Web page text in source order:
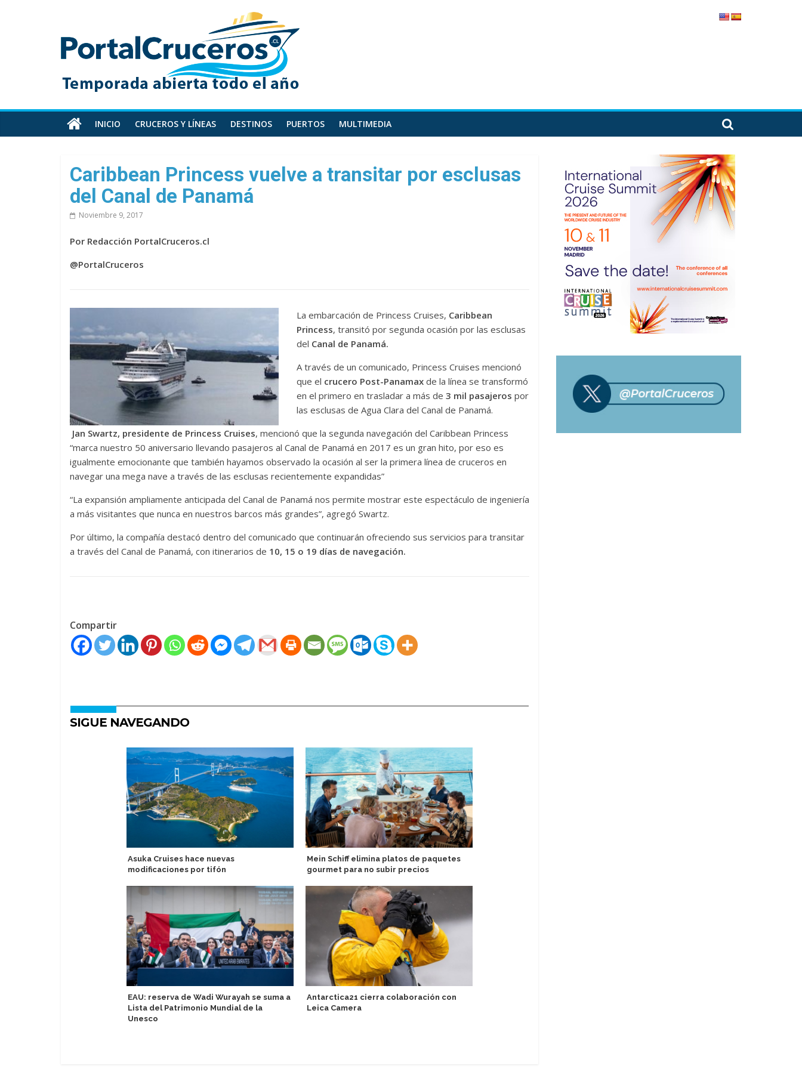
PortalCruceros
Toda
información
cruceros
en
un
sitio
INICIO CRUCEROS Y LÍNEAS DESTINOS PUERTOS MULTIMEDIA
Caribbean Princess vuelve a transitar por esclusas
del Canal de Panamá
Noviembre 9, 2017
Por Redacción PortalCruceros.cl
@PortalCruceros
La embarcación de Princess Cruises, Caribbean
Princess, transitó por segunda ocasión por las esclusas
del Canal de Panamá.
A través de un comunicado, Princess Cruises mencionó
que el crucero Post-Panamax de la línea se transformó
en el primero en trasladar a más de 3 mil pasajeros por
las esclusas de Agua Clara del Canal de Panamá.
Jan Swartz, presidente de Princess Cruises, mencionó que la segunda navegación del Caribbean Princess
“marca nuestro 50 aniversario llevando pasajeros al Canal de Panamá en 2017 es un gran hito, por eso es
igualmente emocionante que también hayamos observado la ocasión al ser la primera línea de cruceros en
navegar una mega nave a través de las esclusas recientemente expandidas”
“La expansión ampliamente anticipada del Canal de Panamá nos permite mostrar este espectáculo de ingeniería
a más visitantes que nunca en nuestros barcos más grandes”, agregó Swartz.
Por último, la compañía destacó dentro del comunicado que continuarán ofreciendo sus servicios para transitar
a través del Canal de Panamá, con itinerarios de 10, 15 o 19 días de navegación.
Compartir
SIGUE NAVEGANDO
Asuka Cruises hace nuevas
modificaciones por tifón
EAU: reserva de Wadi Wurayah se suma a
Lista del Patrimonio Mundial de la
Unesco
Mein Schiff elimina platos de paquetes
gourmet para no subir precios
Antarctica21 cierra colaboración con
Leica Camera